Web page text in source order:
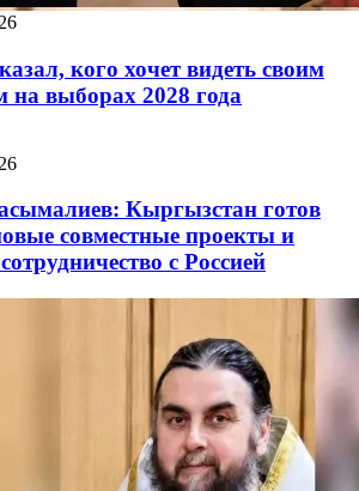
кого хочет видеть своим
на выборах 2028 года
Кыргызстан готов
совместные проекты и
с Россией